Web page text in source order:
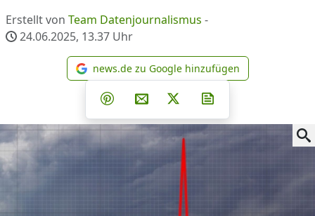
Erstellt von Team Datenjournalismus -
24.06.2025, 13.37 Uhr
news.de zu Google
news.de zu Google hinzufügen
Teilen auf Facebook
Teilen auf Whatsapp
Teilen auf Telegram
Teilen auf Pinterest
Per E-Mail teilen
Post auf X